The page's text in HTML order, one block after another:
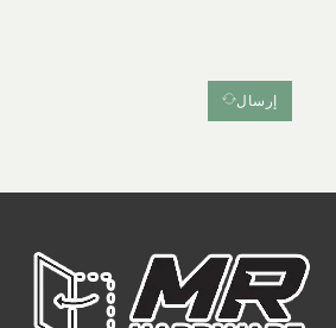
إرسال